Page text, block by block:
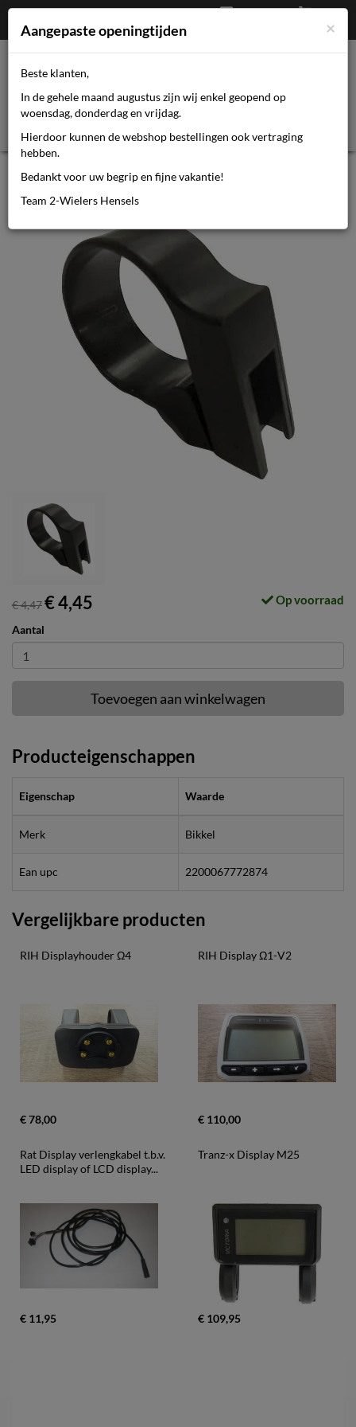
€0,00
Afrekenen
Mijn account
Bikkel iBee Displayhouder voor LCD
display 2011 m/bout
€ 4,47€ 4,45 Op voorraad
Aantal
Toevoegen aan winkelwagen
Producteigenschappen
Eigenschap Waarde
Merk Bikkel
Ean upc 2200067772874
Vergelijkbare producten
RIH Displayhouder Ω4
€ 78,00
RIH Display Ω1-V2
€ 110,00
Rat Display verlengkabel t.b.v.
LED display of LCD display...
€ 11,95
Tranz-x Display M25
€ 109,95
×
Aangepaste openingtijden
Beste klanten,
In de gehele maand augustus zijn wij enkel geopend op
woensdag, donderdag en vrijdag.
Hierdoor kunnen de webshop bestellingen ook vertraging
hebben.
Bedankt voor uw begrip en fijne vakantie!
Team 2-Wielers Hensels